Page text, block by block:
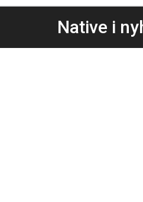
Native i